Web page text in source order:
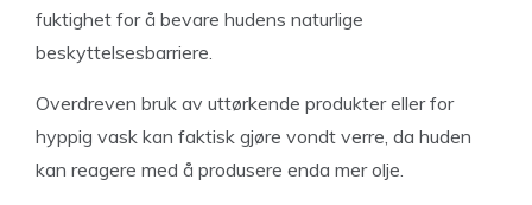
fuktighet for å bevare hudens naturlige
beskyttelsesbarriere.
Overdreven bruk av uttørkende produkter eller for
hyppig vask kan faktisk gjøre vondt verre, da huden
kan reagere med å produsere enda mer olje.